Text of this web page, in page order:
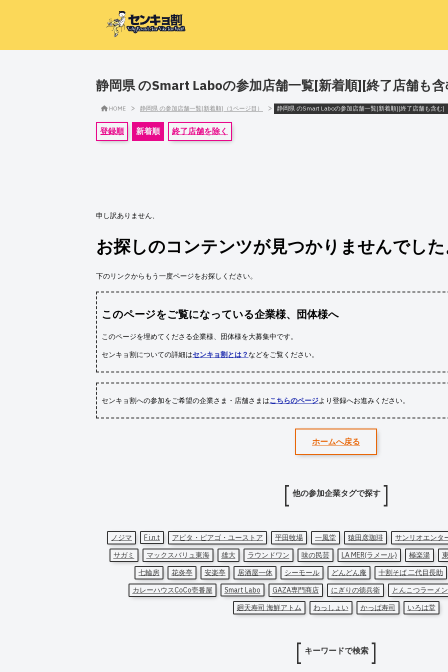
静岡県 のSmart Laboの参加店舗一覧[新着順][終了店舗も
HOME > 静岡県 の参加店舗一覧[新着順]（1ページ目） > 静岡県 のSmart Laboの参加店舗一覧[新着順][終了店舗も含む]
登録順 新着順 終了店舗を除く
申し訳ありません、
お探しのコンテンツが見つかりませんでし
下のリンクからもう一度ページをお探しください。
このページをご覧になっている企業様、団体様へ
このページを埋めてくださる企業様、団体様を大募集中です。
センキョ割についての詳細はセンキョ割とは？ などをご覧ください。
センキョ割への参加をご希望の企業さま・店舗さまはこちらのページより登録へお進みください。
ホームへ戻る
他の参加企業タグで探す
ノジマ F i.n.t アピタ・ピアゴ・ユーストア 平田牧場 一風堂 猿田彦珈琲
サンリオエンタ
サガミ
マックスバリュ東海 雄大 ラウンドワン 味の民芸 LA MER(ラメール) 極楽湯
七輪房
花炎亭 安楽亭 居酒屋一休 シーモール どんどん庵
十割そば 二代目長助
カレーハウスCoCo壱番屋
Smart Labo GAZA専門商店 にぎりの徳兵衛
とんこつラーメ
廻天寿司 海鮮アトム
わっしょい かっぱ寿司 いろは堂
キーワードで検索